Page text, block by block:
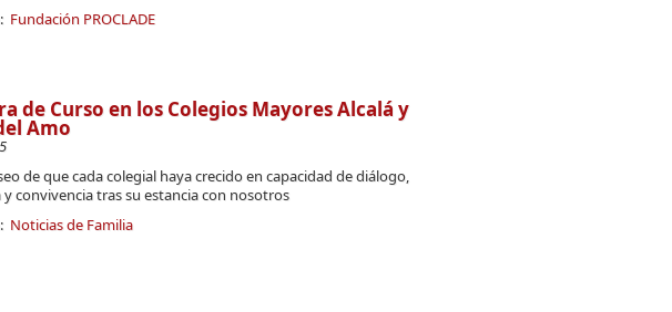
Fundación PROCLADE
de Curso en los Colegios Mayores Alcalá y
Amo
de que cada colegial haya crecido en capacidad de diálogo,
convivencia tras su estancia con nosotros
Noticias de Familia